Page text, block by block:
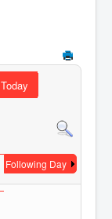
Today
Following Day